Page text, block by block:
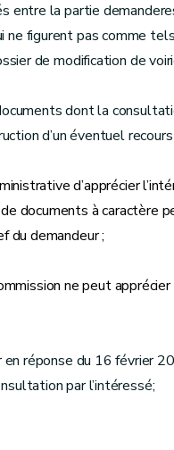
entre la partie
ne figurent pas comme
de modification de
dont la
d’un éventuel recours
d’apprécier
documents à caractère
du demandeur ;
ne peut
en réponse du 16 février
par l’intéressé;